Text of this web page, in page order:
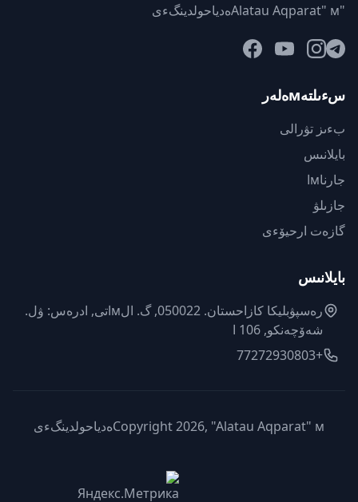
"Alatau Aqparat" мەدياحولدينگءى
سءىلتەмەلەر
بءىز تۋرالى
بايلانىس
جارناмا
جازىلۋ
گازەت ارحيۆءى
بايلانىس
رەسپۋبليكا كازاحستان. 050022, گ. الмاتى, ادرەس: ۋل.
شەۆچەنكو, 106 ا
+77272930803
Copyright 2026, "Alatau Aqparat" мەدياحولدينگءى